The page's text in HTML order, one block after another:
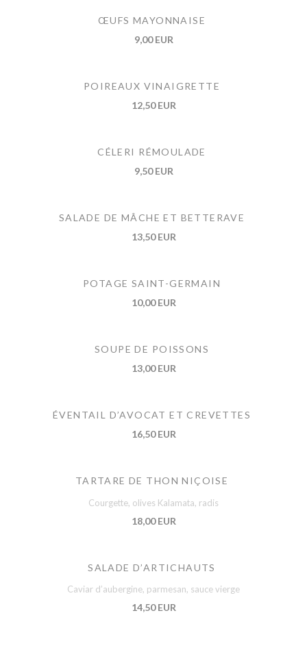
ŒUFS MAYONNAISE
9,00 EUR
POIREAUX VINAIGRETTE
12,50 EUR
CÉLERI RÉMOULADE
9,50 EUR
SALADE DE MÂCHE ET BETTERAVE
13,50 EUR
POTAGE SAINT-GERMAIN
10,00 EUR
SOUPE DE POISSONS
13,00 EUR
ÉVENTAIL D’AVOCAT ET CREVETTES
16,50 EUR
TARTARE DE THON NIÇOISE
Courgette, olives Kalamata, radis
18,00 EUR
SALADE D’ARTICHAUTS
Caviar d’aubergine, parmesan, sauce vierge
14,50 EUR